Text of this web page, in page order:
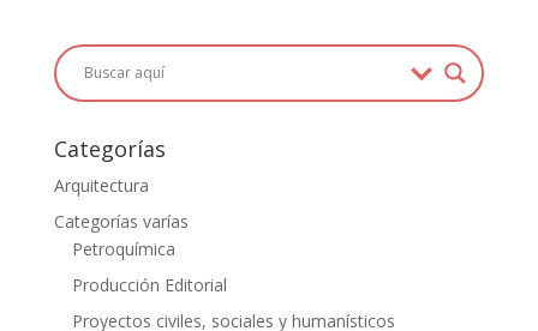
Categorías
Arquitectura
Categorías varías
Petroquímica
Producción Editorial
Proyectos civiles, sociales y humanísticos